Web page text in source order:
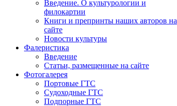
Введение. О культурологии и
филокартии
Книги и препринты наших авторов на
сайте
Новости культуры
Фалеристика
Введение
Статьи, размещенные на сайте
Фотогалерея
Портовые ГТС
Судоходные ГТС
Подпорные ГТС